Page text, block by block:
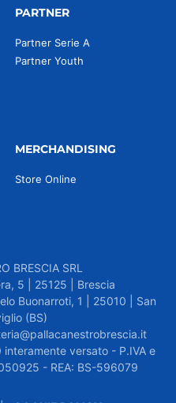
PARTNER
Partner Serie A
Partner Youth
MERCHANDISING
Store Online
BRESCIA SRL
5 | 25125 | Brescia
Buonarroti, 1 | 25010 | San
(BS)
versato - P.IVA e
- REA: BS-596079